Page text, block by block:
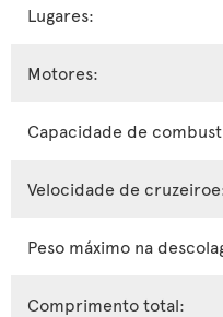
Lugares:
Motores:
Capacidade de
Velocidade de
Peso máximo na
Comprimento total: